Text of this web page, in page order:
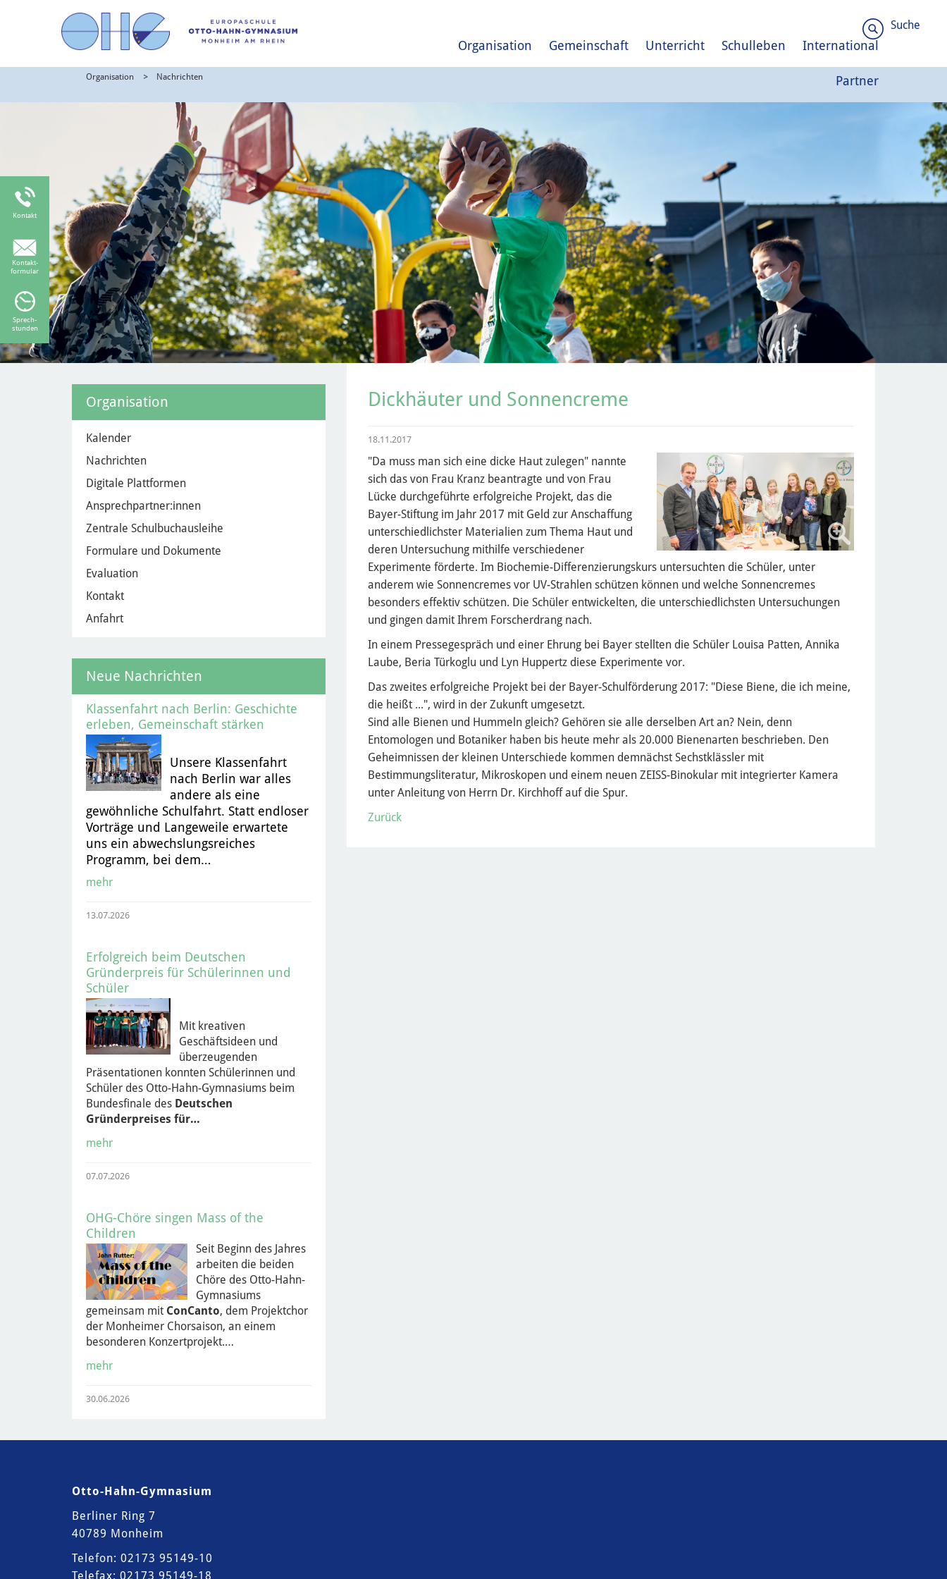
Organisation Gemeinschaft Unterricht Schulleben International
Partner
Suche
Organisation Nachrichten
Dickhäuter und Sonnencreme
18.11.2017
"Da muss man sich eine dicke Haut zulegen" nannte
sich das von Frau Kranz beantragte und von Frau
Lücke durchgeführte erfolgreiche Projekt, das die
Bayer-Stiftung im Jahr 2017 mit Geld zur Anschaffung
unterschiedlichster Materialien zum Thema Haut und
deren Untersuchung mithilfe verschiedener
Experimente förderte. Im Biochemie-Differenzierungskurs untersuchten die Schüler, unter
anderem wie Sonnencremes vor UV-Strahlen schützen können und welche Sonnencremes
besonders effektiv schützen. Die Schüler entwickelten, die unterschiedlichsten Untersuchungen
und gingen damit Ihrem Forscherdrang nach.
In einem Pressegespräch und einer Ehrung bei Bayer stellten die Schüler Louisa Patten, Annika
Laube, Beria Türkoglu und Lyn Huppertz diese Experimente vor.
Das zweites erfolgreiche Projekt bei der Bayer-Schulförderung 2017: "Diese Biene, die ich meine,
die heißt ...", wird in der Zukunft umgesetzt.
Sind alle Bienen und Hummeln gleich? Gehören sie alle derselben Art an? Nein, denn
Entomologen und Botaniker haben bis heute mehr als 20.000 Bienenarten beschrieben. Den
Geheimnissen der kleinen Unterschiede kommen demnächst Sechstklässler mit
Bestimmungsliteratur, Mikroskopen und einem neuen ZEISS-Binokular mit integrierter Kamera
unter Anleitung von Herrn Dr. Kirchhoff auf die Spur.
Zurück
Organisation
Kalender
Nachrichten
Digitale Plattformen
Ansprechpartner:innen
Zentrale Schulbuchausleihe
Formulare und Dokumente
Evaluation
Kontakt
Anfahrt
Neue Nachrichten
Klassenfahrt nach Berlin: Geschichte
erleben, Gemeinschaft stärken
Unsere Klassenfahrt
nach Berlin war alles
andere als eine
gewöhnliche Schulfahrt. Statt endloser
Vorträge und Langeweile erwartete
uns ein abwechslungsreiches
Programm, bei dem…
mehr
13.07.2026
Erfolgreich beim Deutschen
Gründerpreis für Schülerinnen und
Schüler
Mit kreativen
Geschäftsideen und
überzeugenden
Präsentationen konnten Schülerinnen und
Schüler des Otto-Hahn-Gymnasiums beim
Bundesfinale des Deutschen
Gründerpreises für…
mehr
07.07.2026
OHG-Chöre singen Mass of the
Children
Seit Beginn des Jahres
arbeiten die beiden
Chöre des Otto-Hahn-
Gymnasiums
gemeinsam mit ConCanto, dem Projektchor
der Monheimer Chorsaison, an einem
besonderen Konzertprojekt.…
mehr
30.06.2026
Otto-Hahn-Gymnasium
Berliner Ring 7
40789 Monheim
Telefon: 02173 95149-10
Telefax: 02173 95149-18
Kontakt
Kontakt-
formular
Sprech-
stunden